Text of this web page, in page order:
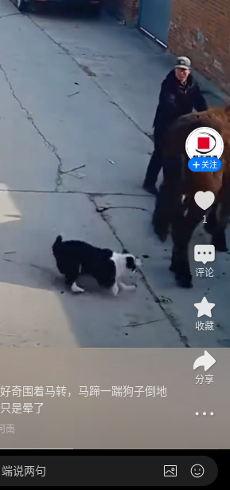
奇围着马转，马蹄一踹狗子倒地
是晕了
南
关注
1
评论
收藏
分享
说两句